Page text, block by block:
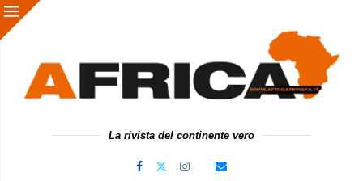
La rivista del continente vero